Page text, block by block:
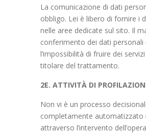
La comunicazione di dati
obbligo. Lei è libero di fornire i
nelle aree dedicate sul sito. Il
conferimento dei dati
l’impossibilità di fruire dei
titolare del trattamento.
2E. ATTIVITÀ DI
Non vi è un processo
completamente automatizzato
attraverso l’intervento